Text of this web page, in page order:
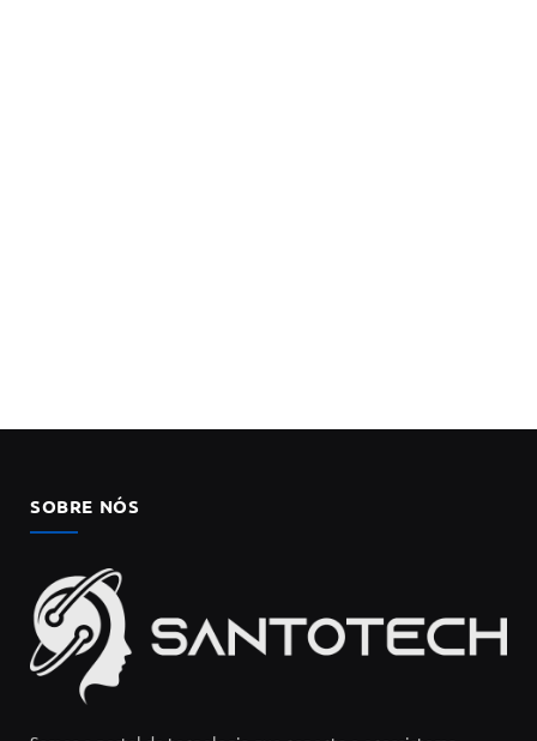
SOBRE NÓS